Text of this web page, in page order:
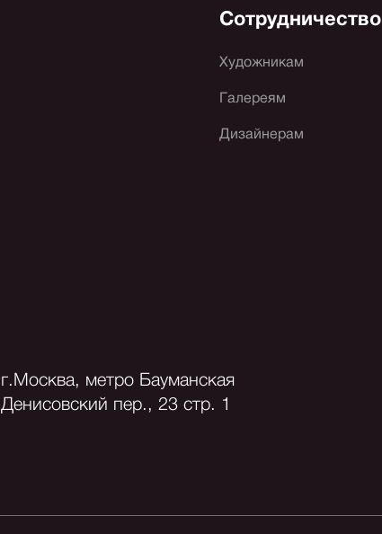
Сотрудничество
Художникам
Галереям
Дизайнерам
г.Москва, метро Бауманская
Денисовский пер., 23 стр. 1